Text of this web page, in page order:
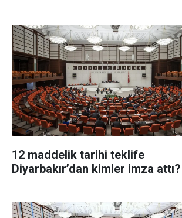
12 maddelik tarihi teklife
Diyarbakır’dan kimler imza attı?